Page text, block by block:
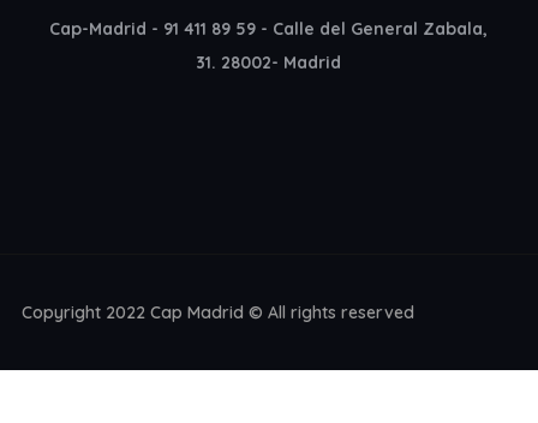
Cap-Madrid - 91 411 89 59 - Calle del General Zabala,
31. 28002- Madrid
Copyright 2022 Cap Madrid © All rights reserved